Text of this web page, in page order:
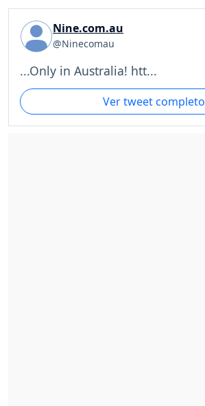
Nine.com.au
@Ninecomau
...Only in Australia! htt...
Ver tweet completo